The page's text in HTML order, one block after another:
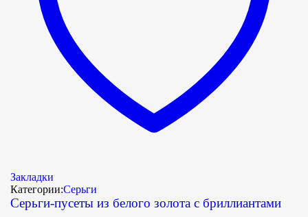
Закладки
Категории:Серьги
Серьги-пусеты из белого золота с бриллиантами